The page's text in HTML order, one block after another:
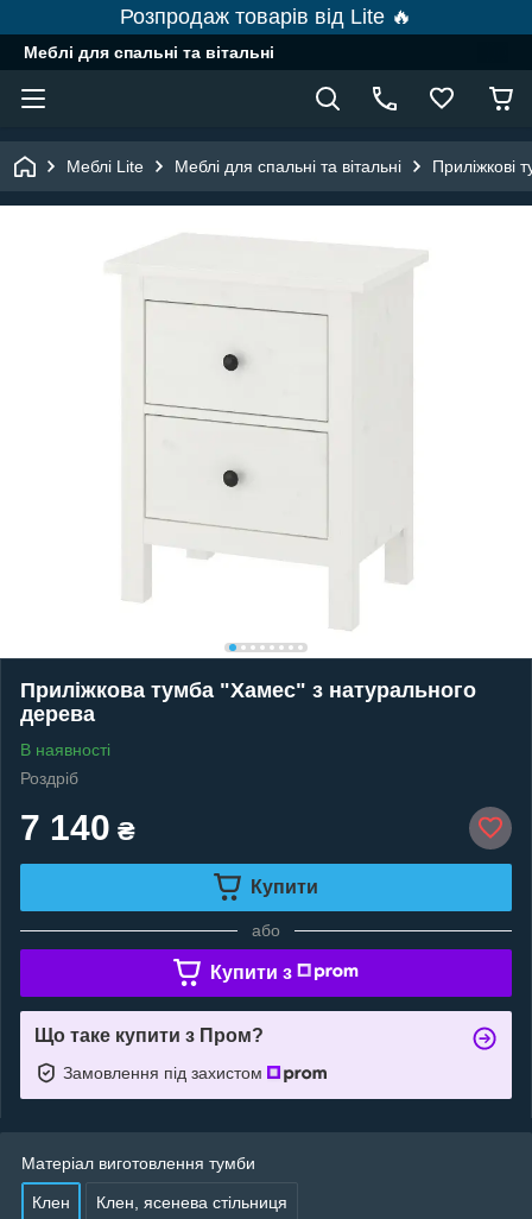
Розпродаж товарів від Lite 🔥
Меблі для спальні та вітальні
Меблі Lite Меблі для спальні та вітальні Приліжкові
Приліжкова тумба "Хамес" з натурального
дерева
В наявності
Роздріб
7 140 ₴
Купити
або
Купити з
Що таке купити з Пром?
Замовлення під захистом
Матеріал виготовлення тумби
Клен Клен, ясенева стільниця